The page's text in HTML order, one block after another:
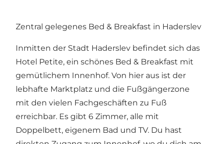
Zentral gelegenes Bed & Breakfast in Haderslev
Inmitten der Stadt Haderslev befindet sich das
Hotel Petite, ein schönes Bed & Breakfast mit
gemütlichem Innenhof. Von hier aus ist der
lebhafte Marktplatz und die Fußgängerzone
mit den vielen Fachgeschäften zu Fuß
erreichbar. Es gibt 6 Zimmer, alle mit
Doppelbett, eigenem Bad und TV. Du hast